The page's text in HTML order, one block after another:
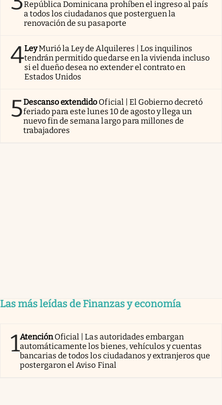
República Dominicana prohíben el ingreso al país
a todos los ciudadanos que posterguen la
renovación de su pasaporte
4LeyMurió la Ley de Alquileres | Los inquilinos
tendrán permitido quedarse en la vivienda incluso
si el dueño desea no extender el contrato en
Estados Unidos
5Descanso extendido Oficial | El Gobierno decretó
feriado para este lunes 10 de agosto y llega un
nuevo fin de semana largo para millones de
trabajadores
Las más leídas de Finanzas y economía
1AtenciónOficial | Las autoridades embargan
automáticamente los bienes, vehículos y cuentas
bancarias de todos los ciudadanos y extranjeros que
postergaron el Aviso Final